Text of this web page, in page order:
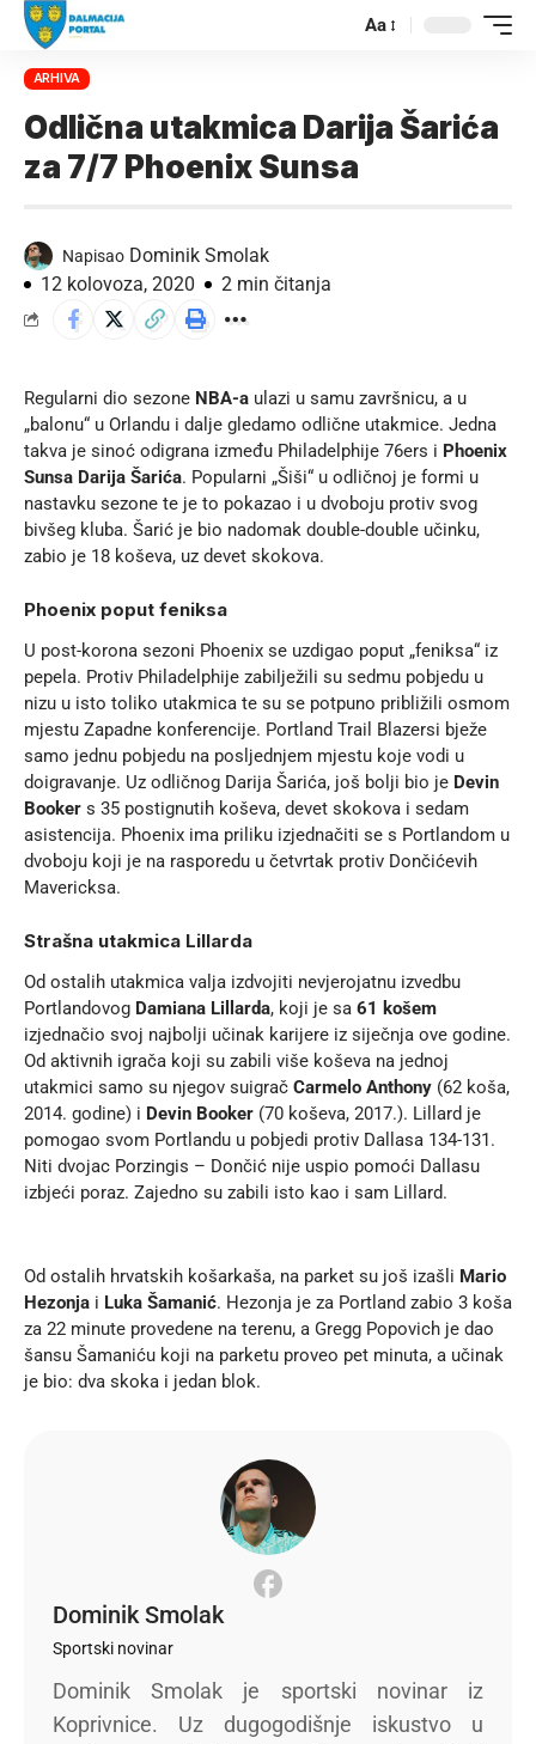
Aa
ARHIVA
Odlična utakmica Darija Šarića
za 7/7 Phoenix Sunsa
Napisao Dominik Smolak
12 kolovoza, 2020
2 min čitanja
Regularni dio sezone NBA-a ulazi u samu završnicu, a u
„balonu“ u Orlandu i dalje gledamo odlične utakmice. Jedna
takva je sinoć odigrana između Philadelphije 76ers i Phoenix
Sunsa Darija Šarića. Popularni „Šiši“ u odličnoj je formi u
nastavku sezone te je to pokazao i u dvoboju protiv svog
bivšeg kluba. Šarić je bio nadomak double-double učinku,
zabio je 18 koševa, uz devet skokova.
Phoenix poput feniksa
U post-korona sezoni Phoenix se uzdigao poput „feniksa“ iz
pepela. Protiv Philadelphije zabilježili su sedmu pobjedu u
nizu u isto toliko utakmica te su se potpuno približili osmom
mjestu Zapadne konferencije. Portland Trail Blazersi bježe
samo jednu pobjedu na posljednjem mjestu koje vodi u
doigravanje. Uz odličnog Darija Šarića, još bolji bio je Devin
Booker s 35 postignutih koševa, devet skokova i sedam
asistencija. Phoenix ima priliku izjednačiti se s Portlandom u
dvoboju koji je na rasporedu u četvrtak protiv Dončićevih
Mavericksa.
Strašna utakmica Lillarda
Od ostalih utakmica valja izdvojiti nevjerojatnu izvedbu
Portlandovog Damiana Lillarda, koji je sa 61 košem
izjednačio svoj najbolji učinak karijere iz siječnja ove godine.
Od aktivnih igrača koji su zabili više koševa na jednoj
utakmici samo su njegov suigrač Carmelo Anthony (62 koša,
2014. godine) i Devin Booker (70 koševa, 2017.). Lillard je
pomogao svom Portlandu u pobjedi protiv Dallasa 134-131.
Niti dvojac Porzingis – Dončić nije uspio pomoći Dallasu
izbjeći poraz. Zajedno su zabili isto kao i sam Lillard.
Od ostalih hrvatskih košarkaša, na parket su još izašli Mario
Hezonja i Luka Šamanić. Hezonja je za Portland zabio 3 koša
za 22 minute provedene na terenu, a Gregg Popovich je dao
šansu Šamaniću koji na parketu proveo pet minuta, a učinak
je bio: dva skoka i jedan blok.
Dominik Smolak
Sportski novinar
Dominik Smolak je sportski novinar iz
Koprivnice. Uz dugogodišnje iskustvo u